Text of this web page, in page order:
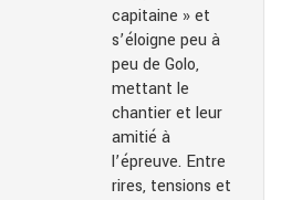
capitaine » et
s’éloigne peu à
peu de Golo,
mettant le
chantier et leur
amitié à
l’épreuve. Entre
rires, tensions et